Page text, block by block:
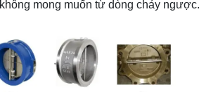
mong muốn từ dòng chảy ngược.